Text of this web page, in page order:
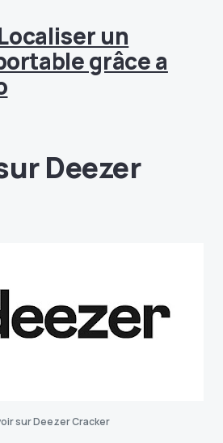
un
grâce a
Deezer
sur Deezer Cracker